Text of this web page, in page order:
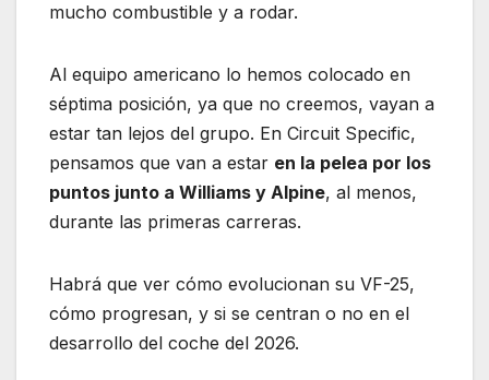
mucho combustible y a rodar.
Al equipo americano lo hemos colocado en
séptima posición, ya que no creemos, vayan a
estar tan lejos del grupo. En Circuit Specific,
pensamos que van a estar en la pelea por los
puntos junto a Williams y Alpine, al menos,
durante las primeras carreras.
Habrá que ver cómo evolucionan su VF-25,
cómo progresan, y si se centran o no en el
desarrollo del coche del 2026.